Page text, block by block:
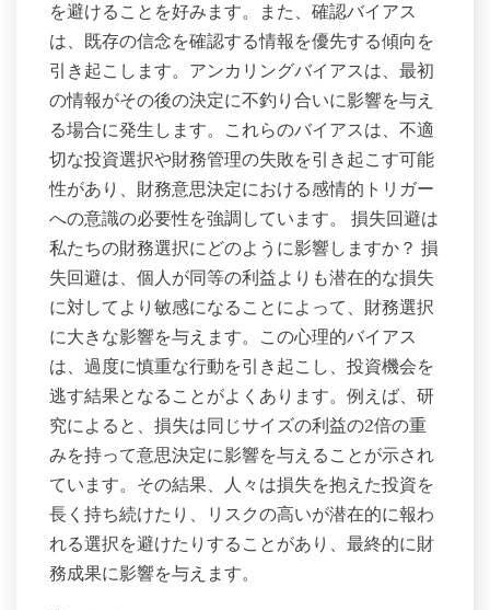
を避けることを好みます。また、確認バイアス
は、既存の信念を確認する情報を優先する傾向を
引き起こします。アンカリングバイアスは、最初
の情報がその後の決定に不釣り合いに影響を与え
る場合に発生します。これらのバイアスは、不適
切な投資選択や財務管理の失敗を引き起こす可能
性があり、財務意思決定における感情的トリガー
への意識の必要性を強調しています。 損失回避は
私たちの財務選択にどのように影響しますか？ 損
失回避は、個人が同等の利益よりも潜在的な損失
に対してより敏感になることによって、財務選択
に大きな影響を与えます。この心理的バイアス
は、過度に慎重な行動を引き起こし、投資機会を
逃す結果となることがよくあります。例えば、研
究によると、損失は同じサイズの利益の2倍の重
みを持って意思決定に影響を与えることが示され
ています。その結果、人々は損失を抱えた投資を
長く持ち続けたり、リスクの高いが潜在的に報わ
れる選択を避けたりすることがあり、最終的に財
務成果に影響を与えます。